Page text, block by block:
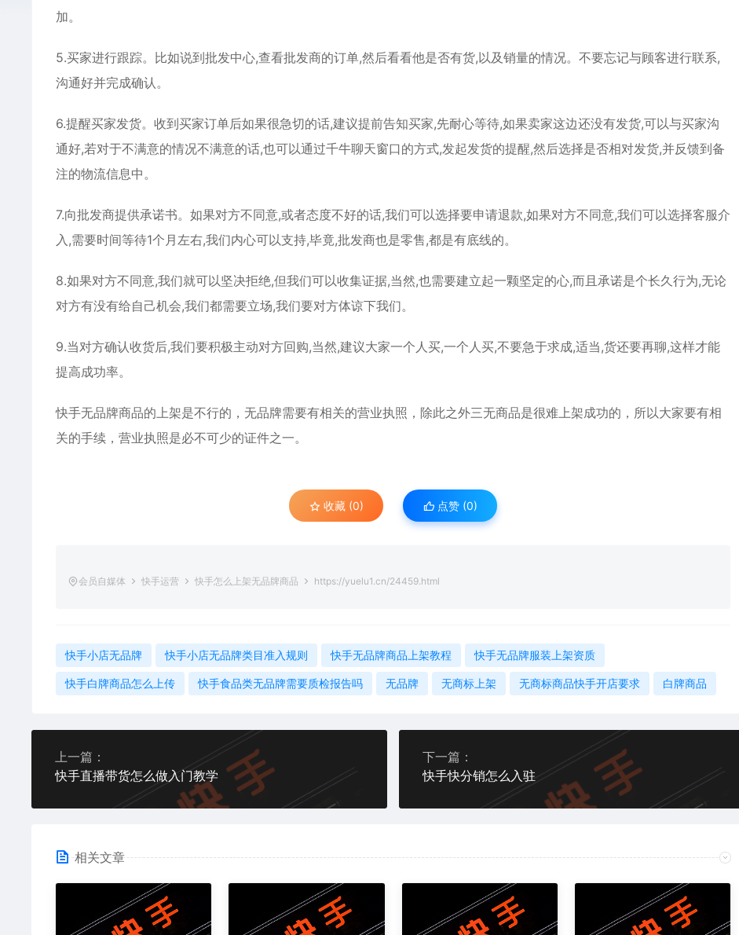
加。
5.买家进行跟踪。比如说到批发中心,查看批发商的订单,然后看看他是否有货,以及销量的情况。不要忘记与顾客进行联系,
沟通好并完成确认。
6.提醒买家发货。收到买家订单后如果很急切的话,建议提前告知买家,先耐心等待,如果卖家这边还没有发货,可以与买家沟
通好,若对于不满意的情况不满意的话,也可以通过千牛聊天窗口的方式,发起发货的提醒,然后选择是否相对发货,并反馈到备
注的物流信息中。
7.向批发商提供承诺书。如果对方不同意,或者态度不好的话,我们可以选择要申请退款,如果对方不同意,我们可以选择客服介
入,需要时间等待1个月左右,我们内心可以支持,毕竟,批发商也是零售,都是有底线的。
8.如果对方不同意,我们就可以坚决拒绝,但我们可以收集证据,当然,也需要建立起一颗坚定的心,而且承诺是个长久行为,无论
对方有没有给自己机会,我们都需要立场,我们要对方体谅下我们。
9.当对方确认收货后,我们要积极主动对方回购,当然,建议大家一个人买,一个人买,不要急于求成,适当,货还要再聊,这样才能
提高成功率。
快手无品牌商品的上架是不行的，无品牌需要有相关的营业执照，除此之外三无商品是很难上架成功的，所以大家要有相
关的手续，营业执照是必不可少的证件之一。
收藏 (0) 点赞 (0)
会员自媒体 快手运营 快手怎么上架无品牌商品 https://yuelu1.cn/24459.html
快手小店无品牌 快手小店无品牌类目准入规则 快手无品牌商品上架教程 快手无品牌服装上架资质
快手白牌商品怎么上传 快手食品类无品牌需要质检报告吗 无品牌 无商标上架 无商标商品快手开店要求 白牌商品
上一篇：
快手直播带货怎么做入门教学
下一篇：
快手快分销怎么入驻
相关文章